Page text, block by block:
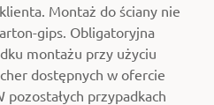
Montaż do ściany nie
gips. Obligatoryjna
montażu przy użyciu
dostępnych w ofercie
pozostałych przypadkach